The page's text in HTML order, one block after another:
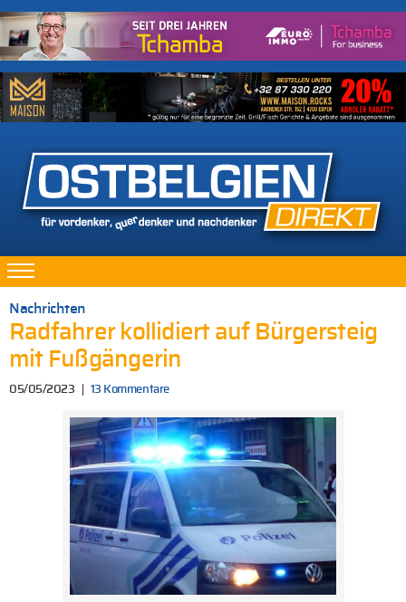
Nachrichten
Radfahrer kollidiert auf Bürgersteig
mit Fußgängerin
05/05/2023 13 Kommentare